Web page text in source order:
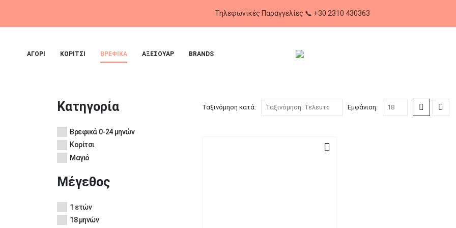
Τηλεφωνικές Παραγγελίες 📞 +30 2310
ΑΓΟΡΙ ΚΟΡΙΤΣΙ ΒΡΕΦΙΚΑ ΑΞΕΣΟΥΑΡ BRANDS
Ταξινόμηση κατά: Εμφάνιση:
Κατηγορία
Βρεφικά 0-24 μηνών
Κορίτσι
Μαγιό
Μέγεθος
1 ετών
18 μηνών